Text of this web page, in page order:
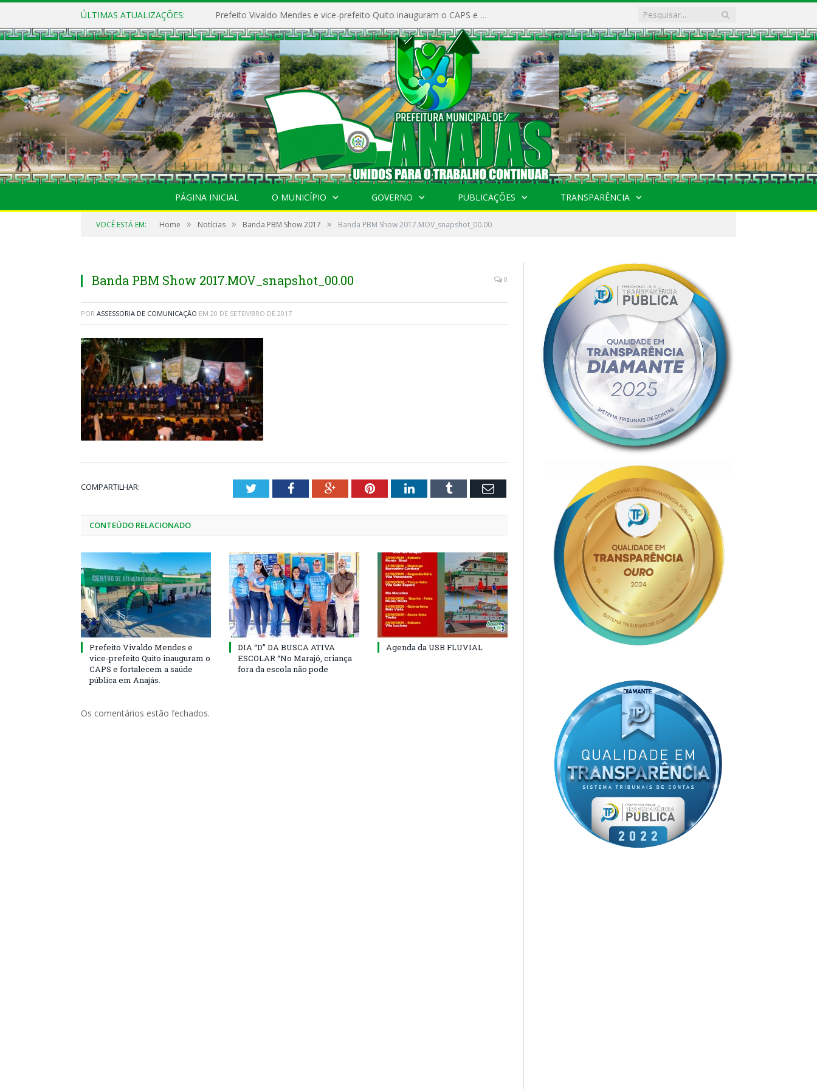
ÚLTIMAS ATUALIZAÇÕES: Prefeito Vivaldo Mendes e vice-prefeito Quito inauguram o CAPS e fortalecem a saúde pública em Anajás.
PÁGINA INICIAL O MUNICÍPIO GOVERNO PUBLICAÇÕES TRANSPARÊNCIA
VOCÊ ESTÁ EM: Home » Notícias » Banda PBM Show 2017 » Banda PBM Show 2017.MOV_snapshot_00.00
Banda PBM Show 2017.MOV_snapshot_00.00 0
POR ASSESSORIA DE COMUNICAÇÃO EM 20 DE SETEMBRO DE 2017
COMPARTILHAR: TwitterFacebookGoogle+PinterestLinkedInTumblr Email
CONTEÚDO RELACIONADO
Prefeito Vivaldo Mendes e
vice-prefeito Quito inauguram o
CAPS e fortalecem a saúde
pública em Anajás.
DIA “D” DA BUSCA ATIVA
ESCOLAR “No Marajó, criança
fora da escola não pode
Agenda da USB FLUVIAL
Os comentários estão fechados.